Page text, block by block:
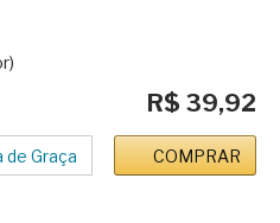
R$ 39,92
de Graça COMPRAR